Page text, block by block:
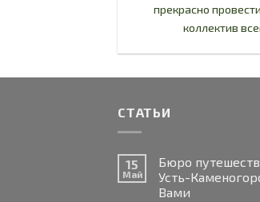
прекрасно
коллектив
СТАТЬИ
15
Май
Бюро
Усть-
Вами